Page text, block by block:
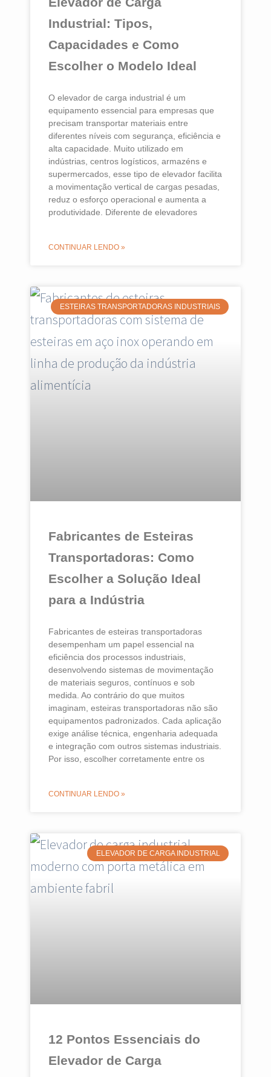
Industrial: Tipos,
Capacidades e Como
Escolher o Modelo Ideal
O elevador de carga industrial é um
equipamento essencial para empresas que
precisam transportar materiais entre
diferentes níveis com segurança, eficiência e
alta capacidade. Muito utilizado em
indústrias, centros logísticos, armazéns e
supermercados, esse tipo de elevador facilita
a movimentação vertical de cargas pesadas,
reduz o esforço operacional e aumenta a
produtividade. Diferente de elevadores
CONTINUAR LENDO »
ESTEIRAS TRANSPORTADORAS INDUSTRIAIS
Fabricantes de Esteiras
Transportadoras: Como
Escolher a Solução Ideal
para a Indústria
Fabricantes de esteiras transportadoras
desempenham um papel essencial na
eficiência dos processos industriais,
desenvolvendo sistemas de movimentação
de materiais seguros, contínuos e sob
medida. Ao contrário do que muitos
imaginam, esteiras transportadoras não são
equipamentos padronizados. Cada aplicação
exige análise técnica, engenharia adequada
e integração com outros sistemas industriais.
Por isso, escolher corretamente entre os
CONTINUAR LENDO »
ELEVADOR DE CARGA INDUSTRIAL
12 Pontos Essenciais do
Elevador de Carga